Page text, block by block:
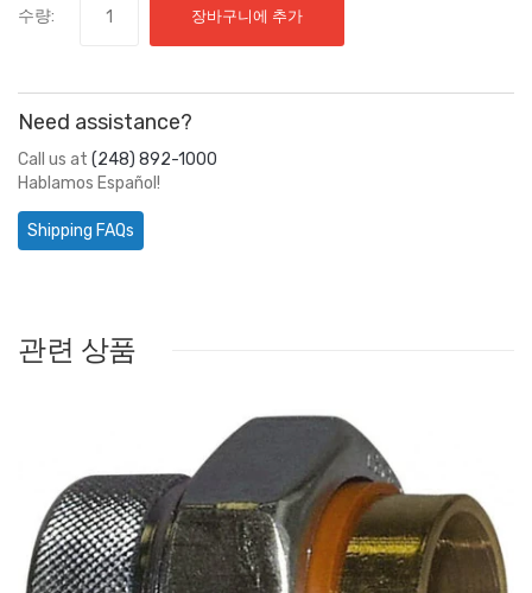
수량: 장바구니에 추가
Need assistance?
Call us at (248) 892-1000
Hablamos Español!
Shipping FAQs
관련 상품